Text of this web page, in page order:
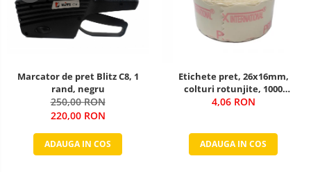
Marcator de pret Blitz C8, 1
rand, negru
250,00 RON
220,00 RON
ADAUGA IN COS
Etichete pret, 26x16mm,
colturi rotunjite, 1000
buc/rola, alb
4,06 RON
ADAUGA IN COS